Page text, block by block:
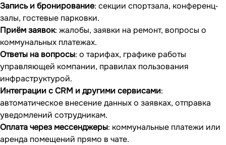
Запись и бронирование: секции спортзала, конференц‐
залы, гостевые парковки.
Приём заявок: жалобы, заявки на ремонт, вопросы о
коммунальных платежах.
Ответы на вопросы: о тарифах, графике работы
управляющей компании, правилах пользования
инфраструктурой.
Интеграции с CRM и другими сервисами:
автоматическое внесение данных о заявках, отправка
уведомлений сотрудникам.
Оплата через мессенджеры: коммунальные платежи или
аренда помещений прямо в чате.